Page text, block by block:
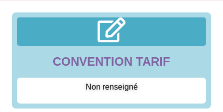
CONVENTION TARIF
Non renseigné